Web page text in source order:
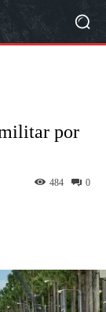
por
0
484